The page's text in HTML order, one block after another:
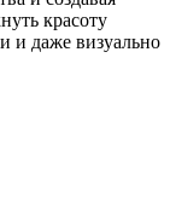
красоту
и даже визуально